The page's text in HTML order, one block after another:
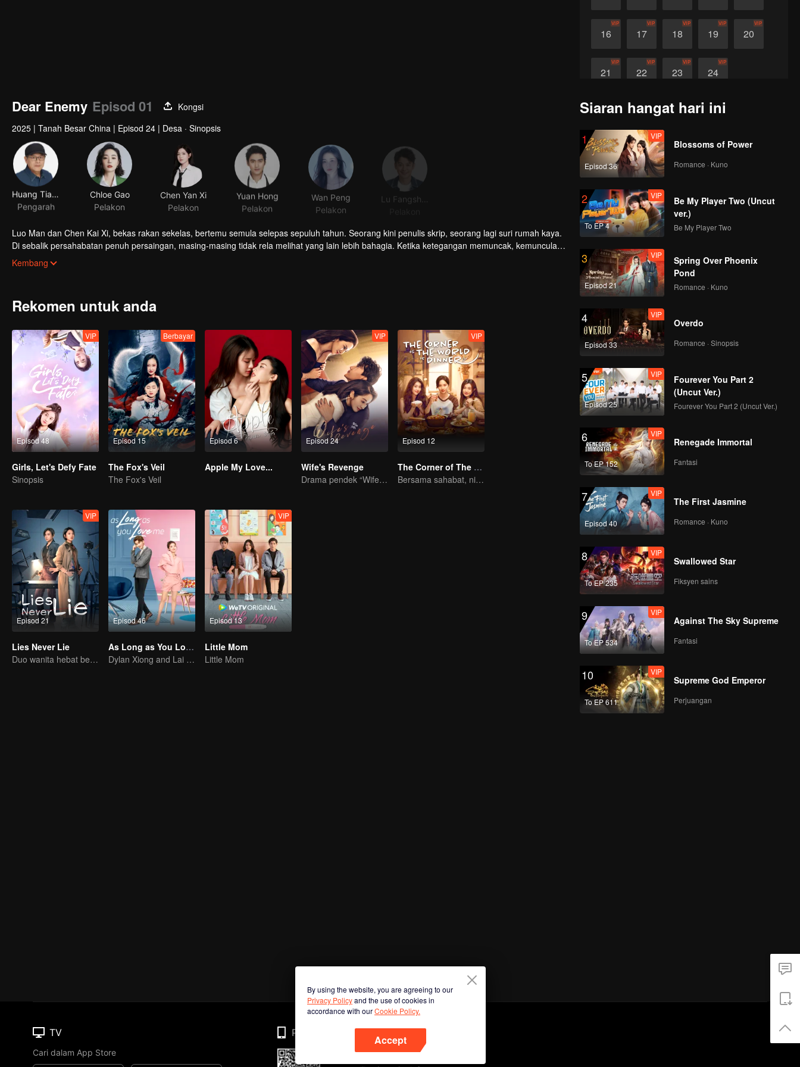
16
VIP
17
VIP
18
VIP
19
VIP
20
VIP
21
VIP
22
VIP
23
VIP
24
VIP
Dear Enemy Episod 01
Kongsi
2025 | Tanah Besar China | Episod 24 | Desa · Sinopsis
Huang Tian Ren
Pengarah
Chloe Gao
Pelakon
Chen Yan Xi
Pelakon
Yuan Hong
Pelakon
Wan Peng
Pelakon
Pelakon
Luo Man dan Chen Kai Xi, bekas rakan sekelas, bertemu semula selepas sepuluh tahun. Seorang kini penulis skrip, seorang lagi suri rumah kaya.
Di sebalik persahabatan penuh persaingan, masing-masing tidak rela melihat yang lain lebih bahagia. Ketika ketegangan memuncak, kemunculan
Zhong Qing Cheng menjadi pencetus perebutan di antara mereka.
Kembang
Rekomen untuk anda
Episod 48
VIP
Girls, Let's Defy Fate
Sinopsis
Episod 15
Berbayar
The Fox's Veil
The Fox's Veil
Episod 6
Apple My Love...
Episod 24
VIP
Wife's Revenge
Drama pendek “Wife's Revenge”
Episod 12
VIP
The Corner of The World is Dinner
Bersama sahabat, nikmati hidup dengan makanan dan kasih!
Episod 21
VIP
Lies Never Lie
Duo wanita hebat berganding bahu menyiasat kes misteri!
Episod 46
As Long as You Love Me
Dylan Xiong and Lai Yumeng's sweet love story
Episod 13
VIP
Little Mom
Little Mom
Siaran hangat hari ini
1
Episod 36
VIP
Blossoms of Power
Romance · Kuno
2
To EP 4
VIP
Be My Player Two (Uncut
ver.)
Be My Player Two
3
Episod 21
VIP
Spring Over Phoenix
Pond
Romance · Kuno
4
Episod 33
VIP
Overdo
Romance · Sinopsis
5
Episod 25
VIP
Fourever You Part 2
(Uncut Ver.)
Fourever You Part 2 (Uncut Ver.)
6
To EP 152
VIP
Renegade Immortal
Fantasi
7
Episod 40
VIP
The First Jasmine
Romance · Kuno
8
To EP 235
VIP
Swallowed Star
Fiksyen sains
9
To EP 534
VIP
Against The Sky Supreme
Fantasi
10
To EP 611
VIP
Supreme God Emperor
Perjuangan
By using the website, you are agreeing to our
Privacy Policyand the use of cookies in
accordance with ourCookie Policy.
Accept
TV
Cari dalam App Store
Phone